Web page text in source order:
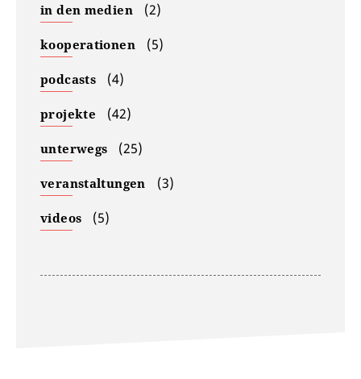
in den medien (2)
kooperationen (5)
podcasts (4)
projekte (42)
unterwegs (25)
veranstaltungen (3)
videos (5)